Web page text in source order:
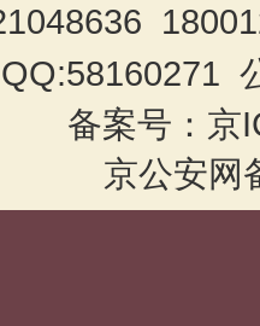
QQ:58160271
备案号：京
京公安网